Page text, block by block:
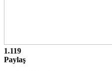
1.119
Paylaş